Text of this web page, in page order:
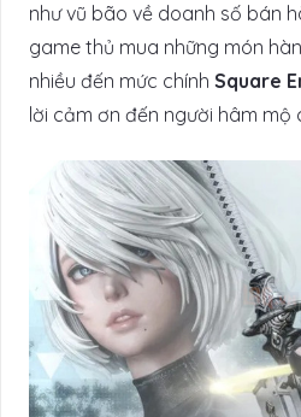
như vũ bão về doanh số bán
game thủ mua những món
nhiều đến mức chính Square
lời cảm ơn đến người hâm mộ